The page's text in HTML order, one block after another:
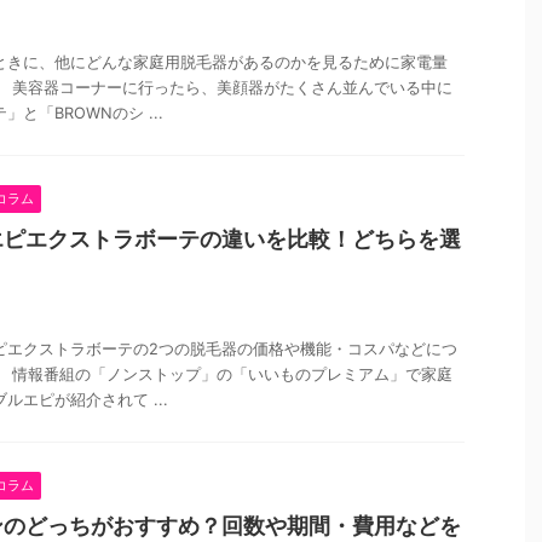
きに、他にどんな家庭用脱毛器があるのかを見るために家電量
美容器コーナーに行ったら、美顔器がたくさん並んでいる中に
」と「BROWNのシ ...
ラム
エクストラボーテの違いを比較！どちらを選
エクストラボーテの2つの脱毛器の価格や機能・コスパなどにつ
情報番組の「ノンストップ」の「いいものプレミアム」で家庭
ルエピが紹介されて ...
ラム
どっちがおすすめ？回数や期間・費用などを